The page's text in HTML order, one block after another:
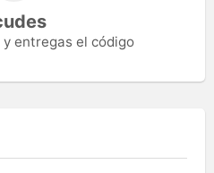
entregas el código